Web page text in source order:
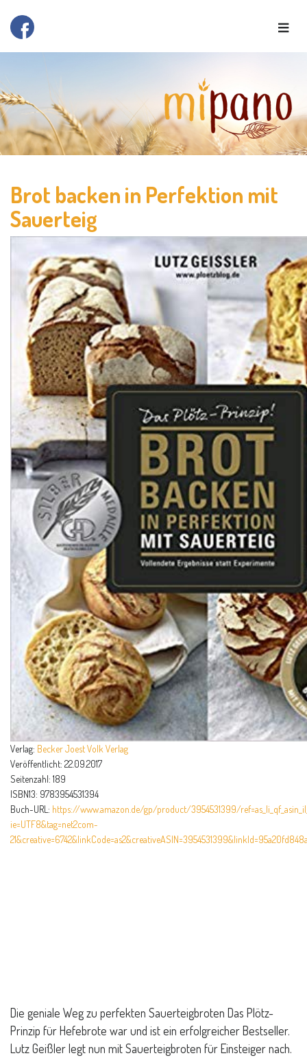
Brot backen in Perfektion mit
Sauerteig
Verlag: Becker Joest Volk Verlag
Veröffentlicht: 22.09.2017
Seitenzahl: 189
ISBN13: 9783954531394
Buch-URL: https://www.amazon.de/gp/product/3954531399/
ie=UTF8&tag=net2com-
Die geniale Weg zu perfekten Sauerteigbroten Das Plötz-
Prinzip für Hefebrote war und ist ein erfolgreicher Bestseller.
Lutz Geißler legt nun mit Sauerteigbroten für Einsteiger nach.